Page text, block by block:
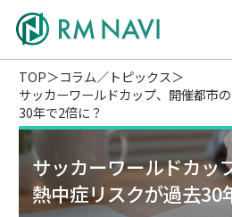
TOP
コラム／トピックス
サッカーワールドカップ、開催都市
30年で2倍に？
サッカーワールドカッ
熱中症リスクが過去30